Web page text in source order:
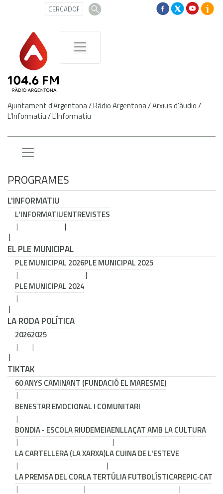
Ajuntament d'Argentona/Ràdio Argentona/Arxius d'àudio/
L'Informatiu/L'Informatiu
PROGRAMES
L'INFORMATIU
L'INFORMATIUENTREVISTES
EL PLE MUNICIPAL
PLE MUNICIPAL 2026PLE MUNICIPAL 2025
PLE MUNICIPAL 2024
LA RODA POLÍTICA
20262025
TIKTAK
60 ANYS CAMINANT (FUNDACIÓ EL MARESME)
BENESTAR EMOCIONAL I COMUNITARI
BONDIA - ESCOLA RIUDEMEIAENLLAÇAT AMB LA CULTURA
LA CARTELLERA (LA XARXA)LA CUINA DE L'ESTEVE
LA PREMSA DEL CORLA TERTÚLIA FUTBOLÍSTICAREPIC·CAT